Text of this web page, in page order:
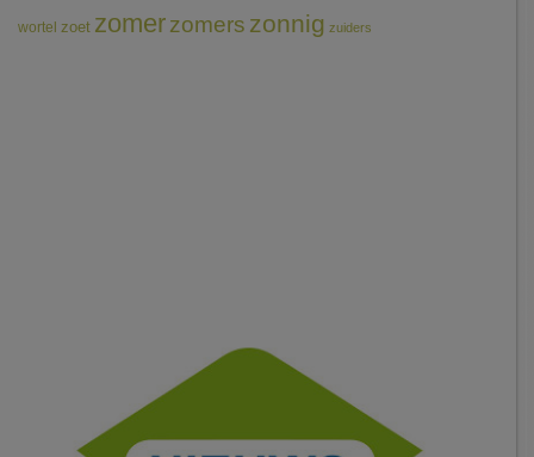
wortel zoet zomerzomers zonnig zuiders